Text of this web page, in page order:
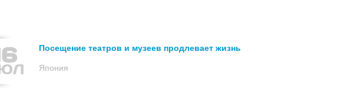
Посещение театров и музеев продлевает жизнь
Япония